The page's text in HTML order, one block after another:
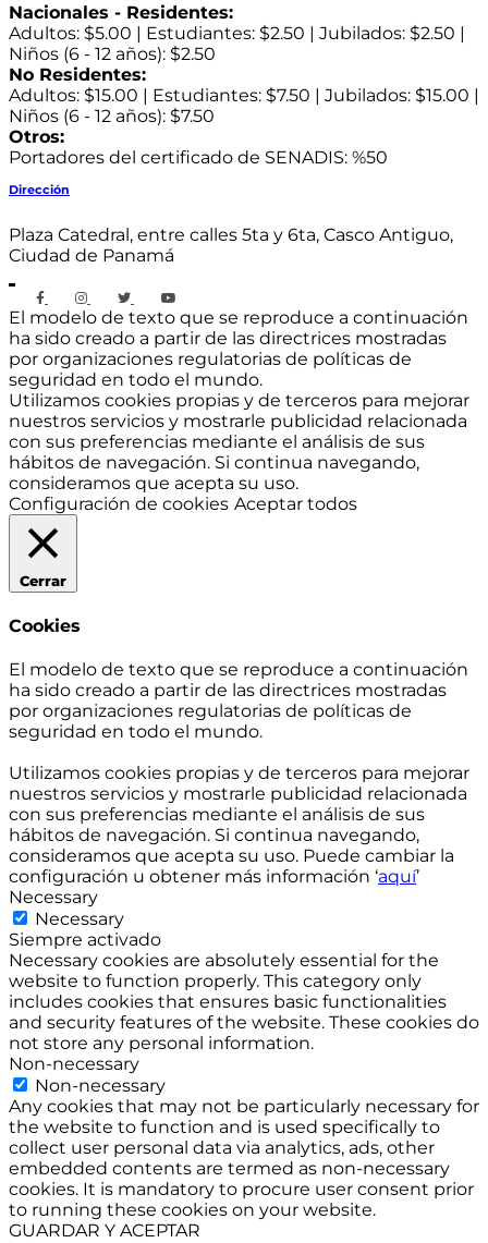
Nacionales - Residentes:
Adultos: $5.00 | Estudiantes: $2.50 | Jubilados: $2.50 |
Niños (6 - 12 años): $2.50
No Residentes:
Adultos: $15.00 | Estudiantes: $7.50 | Jubilados: $15.00 |
Niños (6 - 12 años): $7.50
Otros:
Portadores del certificado de SENADIS: %50
Dirección
Plaza Catedral, entre calles 5ta y 6ta, Casco Antiguo,
Ciudad de Panamá
El modelo de texto que se reproduce a continuación
ha sido creado a partir de las directrices mostradas
por organizaciones regulatorias de políticas de
seguridad en todo el mundo.
Utilizamos cookies propias y de terceros para mejorar
nuestros servicios y mostrarle publicidad relacionada
con sus preferencias mediante el análisis de sus
hábitos de navegación. Si continua navegando,
consideramos que acepta su uso.
Configuración de cookies Aceptar todos
Cerrar
Cookies
El modelo de texto que se reproduce a continuación
ha sido creado a partir de las directrices mostradas
por organizaciones regulatorias de políticas de
seguridad en todo el mundo.
Utilizamos cookies propias y de terceros para mejorar
nuestros servicios y mostrarle publicidad relacionada
con sus preferencias mediante el análisis de sus
hábitos de navegación. Si continua navegando,
consideramos que acepta su uso. Puede cambiar la
configuración u obtener más información ‘aquí’
Necessary
Necessary
Siempre activado
Necessary cookies are absolutely essential for the
website to function properly. This category only
includes cookies that ensures basic functionalities
and security features of the website. These cookies do
not store any personal information.
Non-necessary
Non-necessary
Any cookies that may not be particularly necessary for
the website to function and is used specifically to
collect user personal data via analytics, ads, other
embedded contents are termed as non-necessary
cookies. It is mandatory to procure user consent prior
to running these cookies on your website.
GUARDAR Y ACEPTAR